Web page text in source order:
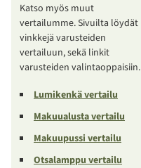
Katso myös muut
vertailumme. Sivuilta löydät
vinkkejä varusteiden
vertailuun, sekä linkit
varusteiden valintaoppaisiin.
Lumikenkä vertailu
Makuualusta vertailu
Makuupussi vertailu
Otsalamppu vertailu